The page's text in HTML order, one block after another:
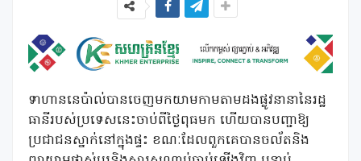
ទាហាននេប៉ាល់បានចេញមកយាមកាមតាមដងផ្លូវនានានៃរដ្ឋ
ធានីរបស់ប្រទេសនេះចាប់ពីថ្ងៃពុធមក ហើយបានបញ្ជាឱ្យ
ប្រជាជនស្នាក់នៅក្នុងផ្ទះ ខណៈដែលពួកគេបានចល័តនិង